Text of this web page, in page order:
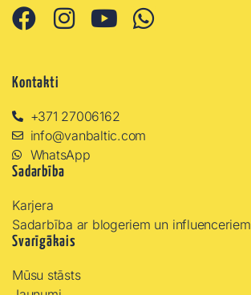
Kontakti
+371 27006162
info@vanbaltic.com
WhatsApp
Sadarbība
Karjera
Sadarbība ar blogeriem un influenceriem
Svarīgākais
Mūsu stāsts